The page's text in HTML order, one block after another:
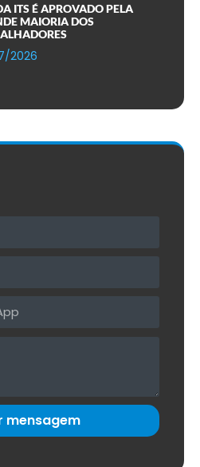
ITS É APROVADO PELA
MAIORIA DOS
2026
mensagem